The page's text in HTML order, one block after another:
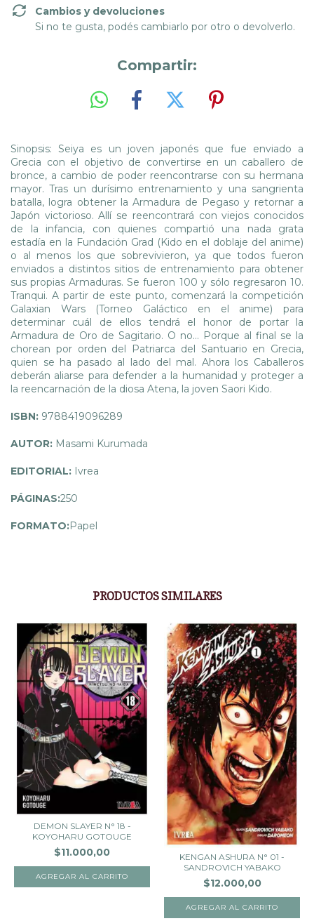
Cambios y devoluciones
Si no te gusta, podés cambiarlo por otro o devolverlo.
Compartir:
Sinopsis: Seiya es un joven japonés que fue enviado a
Grecia con el objetivo de convertirse en un caballero de
bronce, a cambio de poder reencontrarse con su hermana
mayor. Tras un durísimo entrenamiento y una sangrienta
batalla, logra obtener la Armadura de Pegaso y retornar a
Japón victorioso. Allí se reencontrará con viejos conocidos
de la infancia, con quienes compartió una nada grata
estadía en la Fundación Grad (Kido en el doblaje del anime)
o al menos los que sobrevivieron, ya que todos fueron
enviados a distintos sitios de entrenamiento para obtener
sus propias Armaduras. Se fueron 100 y sólo regresaron 10.
Tranqui. A partir de este punto, comenzará la competición
Galaxian Wars (Torneo Galáctico en el anime) para
determinar cuál de ellos tendrá el honor de portar la
Armadura de Oro de Sagitario. O no… Porque al final se la
chorean por orden del Patriarca del Santuario en Grecia,
quien se ha pasado al lado del mal. Ahora los Caballeros
deberán aliarse para defender a la humanidad y proteger a
la reencarnación de la diosa Atena, la joven Saori Kido.
ISBN: 9788419096289
AUTOR: Masami Kurumada
EDITORIAL: Ivrea
PÁGINAS:250
FORMATO:Papel
PRODUCTOS SIMILARES
DEMON SLAYER N° 18 -
KOYOHARU GOTOUGE
$11.000,00
KENGAN ASHURA N° 01 -
SANDROVICH YABAKO
$12.000,00